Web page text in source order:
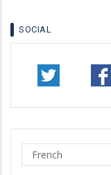
SOCIAL
Select
your